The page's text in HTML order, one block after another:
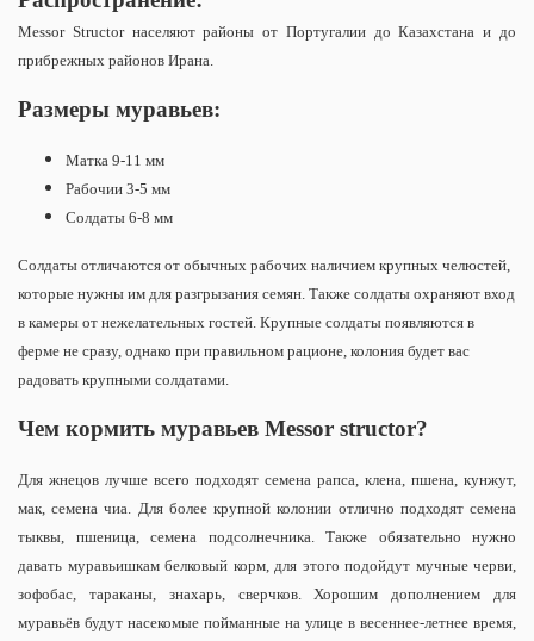
Messor Structor населяют районы от Португалии до Казахстана и до
прибрежных районов Ирана.
Размеры муравьев:
Матка 9-11 мм
Рабочии 3-5 мм
Солдаты 6-8 мм
Солдаты отличаются от обычных рабочих наличием крупных челюстей,
которые нужны им для разгрызания семян. Также солдаты охраняют вход
в камеры от нежелательных гостей. Крупные солдаты появляются в
ферме не сразу, однако при правильном рационе, колония будет вас
радовать крупными солдатами.
Чем кормить муравьев Messor structor?
Для жнецов лучше всего подходят семена рапса, клена, пшена, кунжут,
мак, семена чиа. Для более крупной колонии отлично подходят семена
тыквы, пшеница, семена подсолнечника. Также обязательно нужно
давать муравьишкам белковый корм, для этого подойдут мучные черви,
зофобас, тараканы, знахарь, сверчков. Хорошим дополнением для
муравьёв будут насекомые пойманные на улице в весеннее-летнее время,